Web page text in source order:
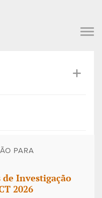
PARA
de Investigação
2026